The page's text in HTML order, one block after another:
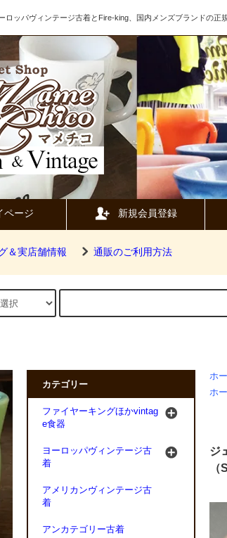
ロッパヴィンテージ古着とFire-king、国内メンズブランドの正
ページ 新規会員登録
＆実店舗情報 通販のご利用方法
ホ
ホ
ジ
カテゴリー
ファイヤーキングほかvintag
e食器
ヨーロッパヴィンテージ古
着
アメリカンヴィンテージ古
着
アンカテゴリー古着